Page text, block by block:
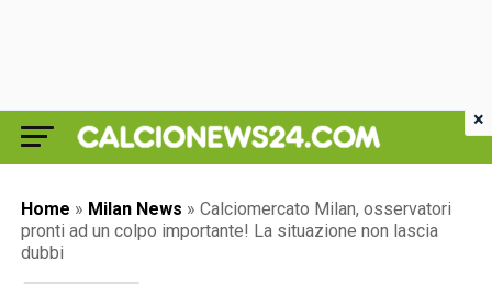
Home » Milan News » Calciomercato Milan, osservatori
pronti ad un colpo importante! La situazione non lascia
dubbi
×